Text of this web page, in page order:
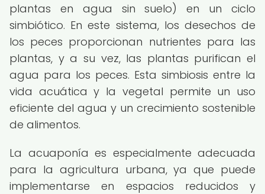
plantas en agua sin suelo) en un ciclo
simbiótico. En este sistema, los desechos de
los peces proporcionan nutrientes para las
plantas, y a su vez, las plantas purifican el
agua para los peces. Esta simbiosis entre la
vida acuática y la vegetal permite un uso
eficiente del agua y un crecimiento sostenible
de alimentos.
La acuaponía es especialmente adecuada
para la agricultura urbana, ya que puede
implementarse en espacios reducidos y